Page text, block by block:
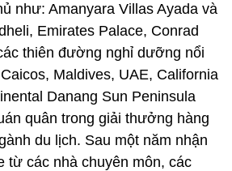
như: Amanyara Villas Ayada và
Emirates Palace, Conrad
thiên đường nghỉ dưỡng nổi
Maldives, UAE, California
Danang Sun Peninsula
quân trong giải thưởng hàng
du lịch. Sau một năm nhận
từ các nhà chuyên môn, các